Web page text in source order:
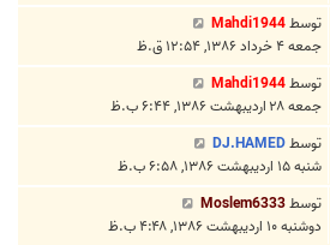
توسطMahdi1944
جمعه ۴ خرداد ۱۳۸۶, ۱۲:۵۴ ق.ظ
توسطMahdi1944
جمعه ۲۸ اردیبهشت ۱۳۸۶, ۶:۴۴ ب.ظ
توسطDJ.HAMED
شنبه ۱۵ اردیبهشت ۱۳۸۶, ۶:۵۸ ب.ظ
توسطMoslem6333
دوشنبه ۱۰ اردیبهشت ۱۳۸۶, ۴:۴۸ ب.ظ